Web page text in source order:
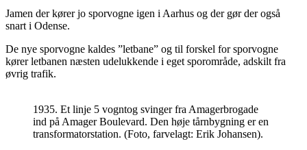
Jamen der kører jo sporvogne igen i Aarhus og der gør der også
snart i Odense.
De nye sporvogne kaldes ”letbane” og til forskel for sporvogne
kører letbanen næsten udelukkende i eget sporområde, adskilt fra
øvrig trafik.
1935. Et linje 5 vogntog svinger fra Amagerbrogade
ind på Amager Boulevard. Den høje tårnbygning er en
transformatorstation. (Foto, farvelagt: Erik Johansen).